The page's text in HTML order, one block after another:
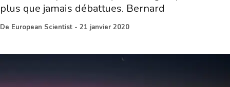
plus que jamais débattues. Bernard
De European Scientist - 21 janvier 2020